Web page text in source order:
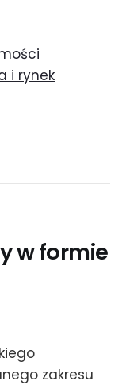
i rynek
w formie
zakresu